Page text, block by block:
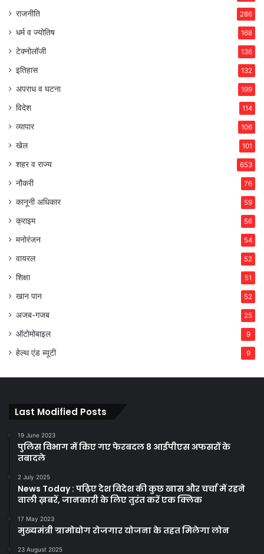
राजनीति 286
धर्म व ज्योतिष 168
टेक्नोलॉजी 136
इतिहास 132
अपराध व घटना 199
विदेश 114
व्यापार 106
खेल 101
शहर व राज्य 653
नौकरी 76
कानूनी अधिकार 59
क्राइम 56
मनोरंजन 54
वायरल 52
शिक्षा 51
खान पान 52
अजब-गजब 25
ऑटोमोबाइल 9
हेल्थ एंड ब्यूटी 9
Last Modified Posts
19 June 2023
पुलिस विभाग में किए गए फेरबदल 8 आईपीएस अफसरों के
तबादले
2 July 2025
News Today : पढ़िए देश विदेश की कुछ खास और चर्चा में रहने
वाली ख़बरें, जानकारी के लिए तुरंत करें एक क्लिक
17 May 2023
मुख्यमंत्री ग्रामोद्योग रोजगार योजना के तहत मिलेगा लोन
23 August 2025